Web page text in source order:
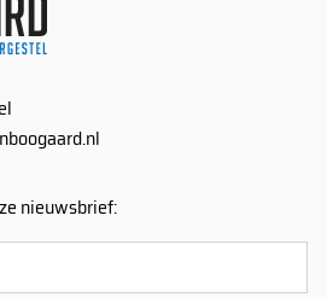
nieuwsbrief: